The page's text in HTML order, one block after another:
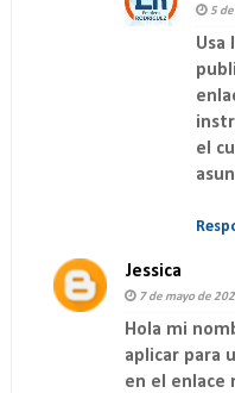
5
Usa
el
Jessica
7 de mayo de
Hola mi
aplicar para
en el enlace